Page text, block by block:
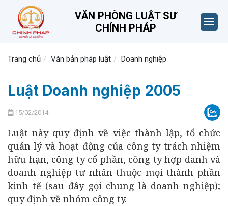
VĂN PHÒNG LUẬT SƯ
CHÍNH PHÁP
Trang chủ Văn bản pháp luật Doanh nghiệp
Luật Doanh nghiệp 2005
15/02/2014
Luật này quy định về việc thành lập, tổ chức
quản lý và hoạt động của công ty trách nhiệm
hữu hạn, công ty cổ phần, công ty hợp danh và
doanh nghiệp tư nhân thuộc mọi thành phần
kinh tế (sau đây gọi chung là doanh nghiệp);
quy định về nhóm công ty.